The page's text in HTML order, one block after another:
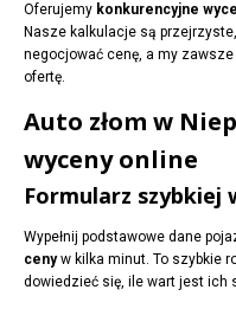
Oferujemy konkurencyjne
Nasze kalkulacje są
negocjować cenę, a my
ofertę.
Auto złom w
wyceny online
Formularz szybkiej
Wypełnij podstawowe dane
cenyw kilka minut. To szybkie
dowiedzieć się, ile wart jest ich